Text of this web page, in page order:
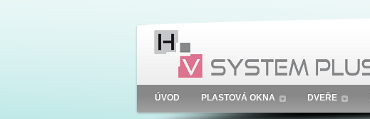
ÚVOD PLASTOVÁ OKNA DVEŘE